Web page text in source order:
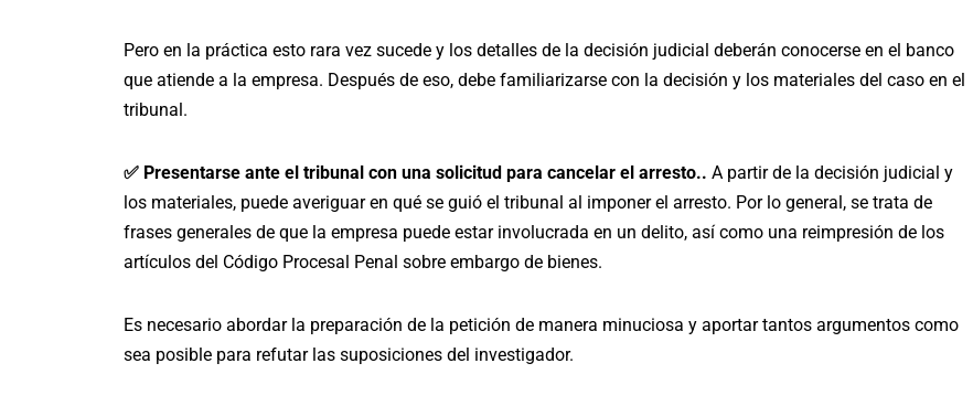
Pero en la práctica esto rara vez sucede y los detalles de la decisión judicial deberán conocerse en el banco
que atiende a la empresa. Después de eso, debe familiarizarse con la decisión y los materiales del caso en el
tribunal.
✅ Presentarse ante el tribunal con una solicitud para cancelar el arresto.. A partir de la decisión judicial y
los materiales, puede averiguar en qué se guió el tribunal al imponer el arresto. Por lo general, se trata de
frases generales de que la empresa puede estar involucrada en un delito, así como una reimpresión de los
artículos del Código Procesal Penal sobre embargo de bienes.
Es necesario abordar la preparación de la petición de manera minuciosa y aportar tantos argumentos como
sea posible para refutar las suposiciones del investigador.